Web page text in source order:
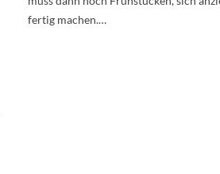
fertig machen.…